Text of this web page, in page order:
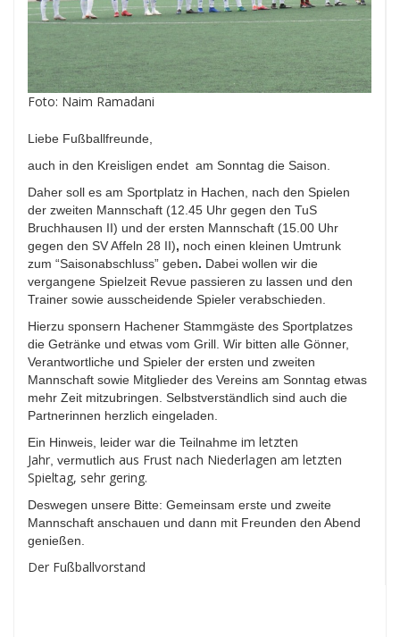
Foto: Naim Ramadani
Liebe Fußballfreunde,
auch in den Kreisligen endet am Sonntag die Saison.
Daher soll es am Sportplatz in Hachen, nach den Spielen
der zweiten Mannschaft (12.45 Uhr gegen den TuS
Bruchhausen II) und der ersten Mannschaft (15.00 Uhr
gegen den SV Affeln 28 II), noch einen kleinen Umtrunk
zum “Saisonabschluss” geben. Dabei wollen wir die
vergangene Spielzeit Revue passieren zu lassen und den
Trainer sowie ausscheidende Spieler verabschieden.
Hierzu sponsern Hachener Stammgäste des Sportplatzes
die Getränke und etwas vom Grill. Wir bitten alle Gönner,
Verantwortliche und Spieler der ersten und zweiten
Mannschaft sowie Mitglieder des Vereins am Sonntag etwas
mehr Zeit mitzubringen. Selbstverständlich sind auch die
Partnerinnen herzlich eingeladen.
Ein Hinweis, leider war die Teilnahme im letzten
Jahr, vermutlich aus Frust nach Niederlagen am letzten
Spieltag, sehr gering.
Deswegen unsere Bitte: Gemeinsam erste und zweite
Mannschaft anschauen und dann mit Freunden den Abend
genießen.
Der Fußballvorstand